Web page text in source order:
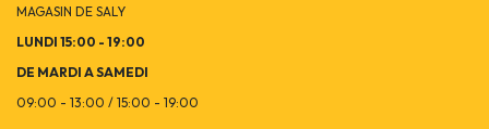
MAGASIN DE SALY
LUNDI 15:00 - 19:00
DE MARDI A SAMEDI
09:00 - 13:00 / 15:00 - 19:00